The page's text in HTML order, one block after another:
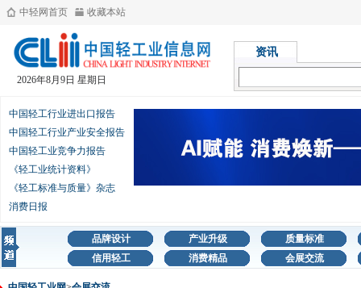
中轻网首页 收藏本站
2026年8月9日 星期日
资讯
中国轻工行业进出口报告
中国轻工行业产业安全报告
中国轻工业竞争力报告
《轻工业统计资料》
《轻工标准与质量》杂志
消费日报
品牌设计 产业升级
质量标准
信用轻工
消费精品 会展交流